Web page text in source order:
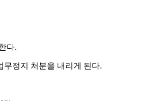
다.
무정지 처분을 내리게 된다.